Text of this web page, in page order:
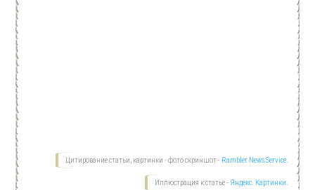
Цитирование статьи, картинки - фото скриншот - Rambler News Service.
Иллюстрация к статье - Яндекс. Картинки.